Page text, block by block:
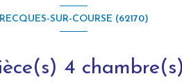
RECQUES-SUR-COURSE (62170)